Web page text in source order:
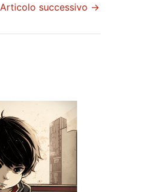
Articolo successivo →